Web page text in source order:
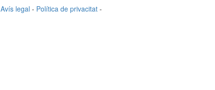
Avís legal - Política de privacitat -